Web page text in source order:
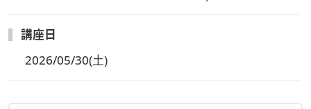
・配信動画の録音、録画、写真撮影は禁止です。
【アーカイブ視聴方法について】
講座日
2026/05/30(土)